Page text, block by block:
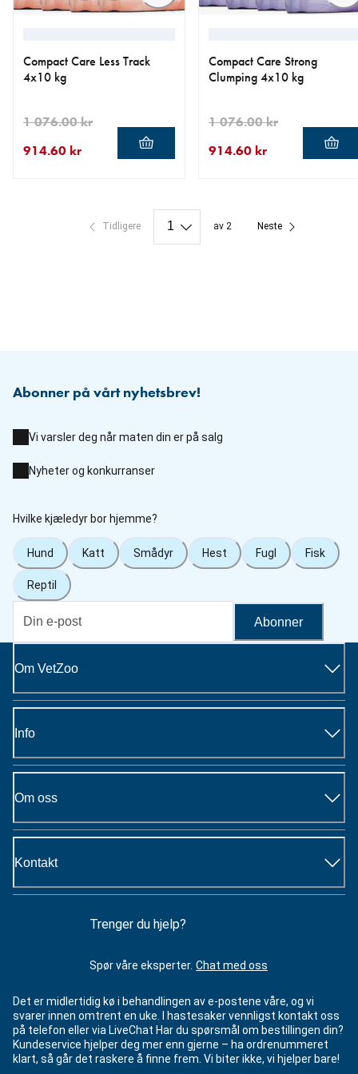
Compact Care Less Track
4x10 kg
914.60 kr
1 076.00 kr
Compact Care Strong
Clumping 4x10 kg
914.60 kr
1 076.00 kr
Tidligere av 2 Neste
Abonner på vårt nyhetsbrev!
Vi varsler deg når maten din er på salg
Nyheter og konkurranser
Hvilke kjæledyr bor hjemme?
Hund Katt Smådyr Hest Fugl Fisk
Reptil
Abonner
Om VetZoo
Info
Om oss
Kontakt
Trenger du hjelp?
Spør våre eksperter. Chat med oss
Det er midlertidig kø i behandlingen av e-postene våre, og vi
svarer innen omtrent en uke. I hastesaker vennligst kontakt oss
på telefon eller via LiveChat Har du spørsmål om bestillingen din?
Kundeservice hjelper deg mer enn gjerne – ha ordrenummeret
klart, så går det raskere å finne frem. Vi biter ikke, vi hjelper bare!